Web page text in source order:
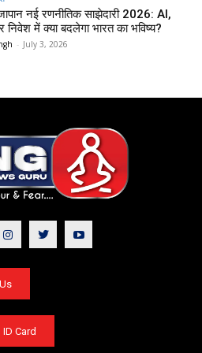
नई रणनीतिक साझेदारी 2026: AI,
निवेश में क्या बदलेगा भारत का भविष्य?
- July 3, 2026
Card